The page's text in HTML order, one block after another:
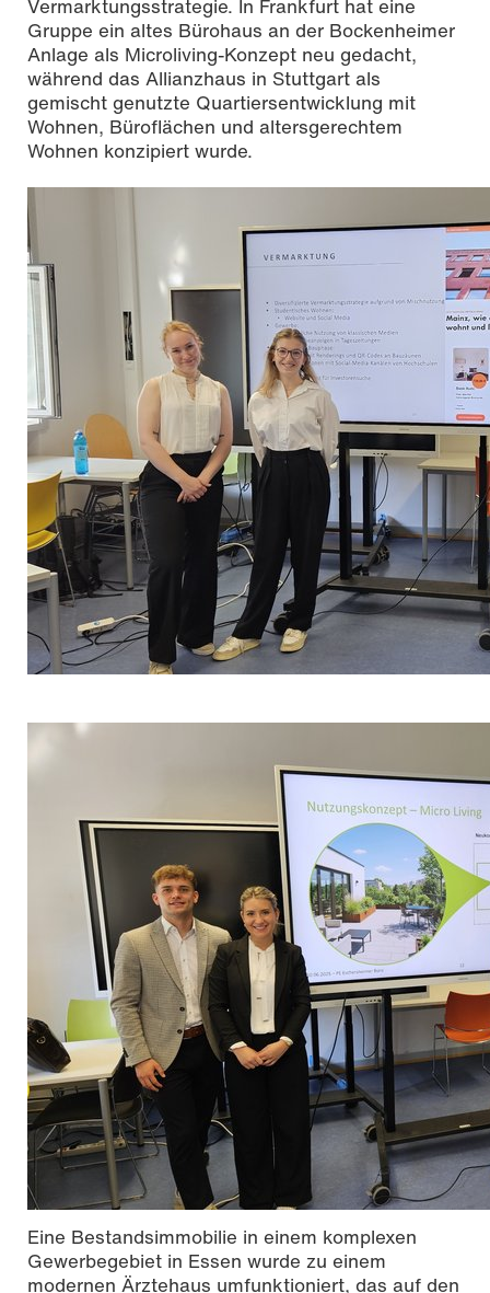
Vermarktungsstrategie. In Frankfurt hat eine
Gruppe ein altes Bürohaus an der Bockenheimer
Anlage als Microliving-Konzept neu gedacht,
während das Allianzhaus in Stuttgart als
gemischt genutzte Quartiersentwicklung mit
Wohnen, Büroflächen und altersgerechtem
Wohnen konzipiert wurde.
Eine Bestandsimmobilie in einem komplexen
Gewerbegebiet in Essen wurde zu einem
modernen Ärztehaus umfunktioniert, das auf den